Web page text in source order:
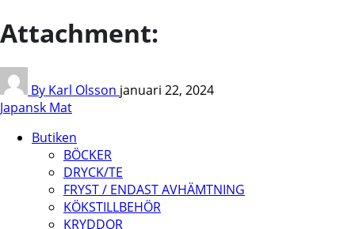
Attachment:
By Karl Olsson januari 22, 2024
Japansk Mat
Butiken
BÖCKER
DRYCK/TE
FRYST / ENDAST AVHÄMTNING
KÖKSTILLBEHÖR
KRYDDOR